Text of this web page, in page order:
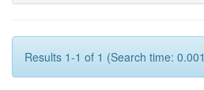
Results 1-1 of 1 (Search time: